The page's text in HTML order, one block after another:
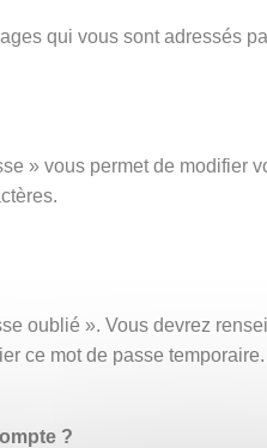
qui vous sont adressés
» vous permet de
oublié ». Vous devrez
ce mot de passe temporaire.
?